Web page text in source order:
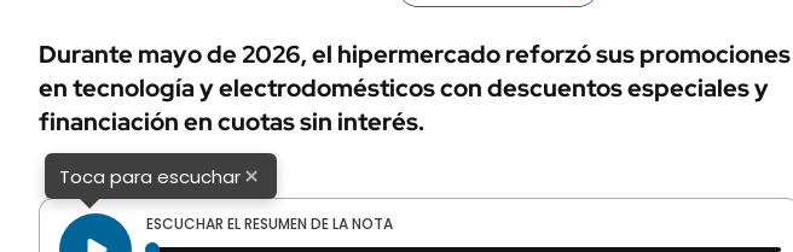
URUGUAY
AUTOS
Durante mayo de 2026, el hipermercado reforzó sus promociones
en tecnología y electrodomésticos con descuentos especiales y
financiación en cuotas sin interés.
Toca para escuchar×
ESCUCHAR EL RESUMEN DE LA NOTA